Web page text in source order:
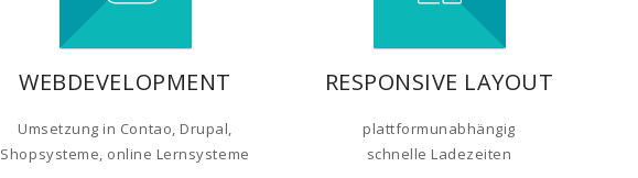
WEBDEVELOPMENT
Umsetzung in Contao, Drupal,
Shopsysteme, online Lernsysteme
RESPONSIVE LAYOUT
plattformunabhängig
schnelle Ladezeiten